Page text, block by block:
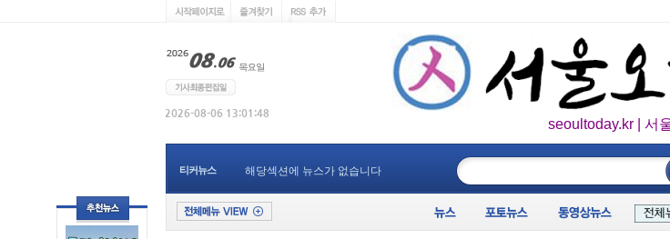
seoultoday.kr | 서
티커뉴스 해당섹션에 뉴스가 없습니다